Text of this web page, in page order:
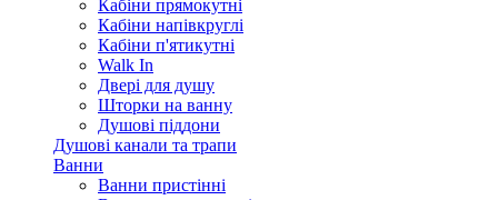
Кабіни прямокутні
Кабіни напівкруглі
Кабіни п'ятикутні
Walk In
Двері для душу
Шторки на ванну
Душові піддони
Душові канали та трапи
Ванни
Ванни пристінні